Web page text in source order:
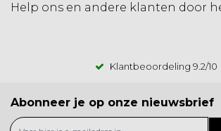
Help ons en andere klanten door
Klantbeoordeling 9.2/10
Abonneer je op onze nieuwsbrief